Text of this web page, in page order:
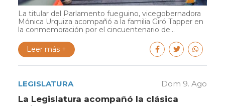
La titular del Parlamento fueguino, vicegobernadora
Mónica Urquiza acompañó a la familia Giró Tapper en
la conmemoración por el cincuentenario de...
Leer más +
LEGISLATURA Dom 9. Ago
La Legislatura acompañó la clásica